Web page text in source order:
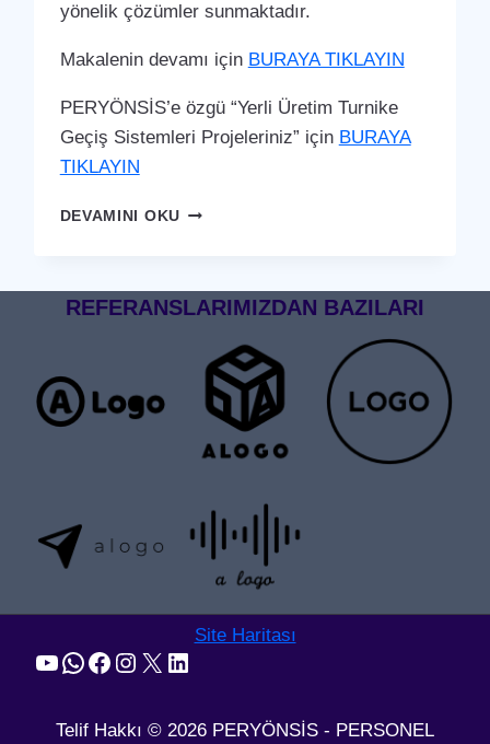
yönelik çözümler sunmaktadır.
Makalenin devamı için BURAYA TIKLAYIN
PERYÖNSİS’e özgü “Yerli Üretim Turnike
Geçiş Sistemleri Projeleriniz” için BURAYA
TIKLAYIN
DEVAMINI OKUKAĞITHANE
REFERANSLARIMIZDAN BAZILARI
Site Haritası
YouTube WhatsApp Facebook Instagram X LinkedIn
Telif Hakkı © 2026 PERYÖNSİS - PERSONEL